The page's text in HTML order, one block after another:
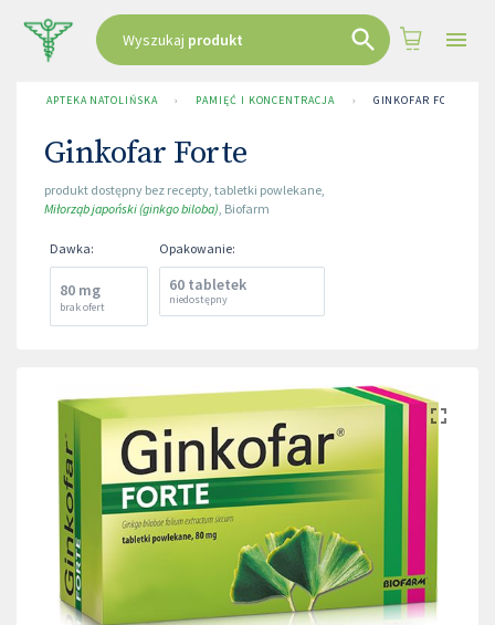
Wyszukaj produkt
APTEKA NATOLIŃSKA › PAMIĘĆ I KONCENTRACJA › GINKOFAR FORTE
Ginkofar Forte
produkt dostępny bez recepty, tabletki powlekane,
Miłorząb japoński (ginkgo biloba), Biofarm
Dawka:
80 mg
brak ofert
Opakowanie:
60 tabletek
niedostępny